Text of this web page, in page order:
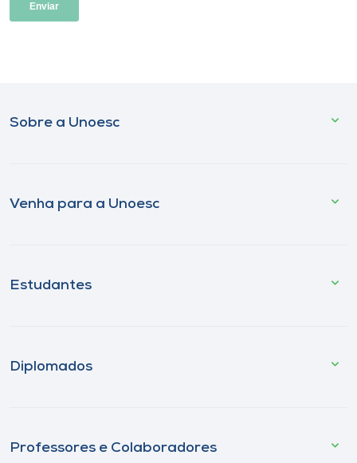
Sobre a Unoesc
Venha para a Unoesc
Estudantes
Diplomados
Professores e Colaboradores